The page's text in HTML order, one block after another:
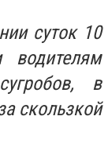
суток 10
водителям
в
скользкой